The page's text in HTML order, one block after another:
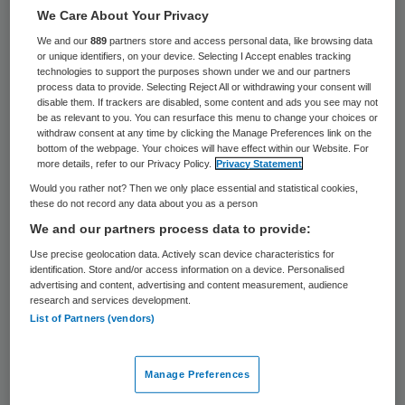
De Inspectie van Gezondheidszorg (IGZ)
kan niet optreden tegen
geneesmiddelenwebsite anavar.nl, omdat
de eigenaar van de website niet bekend is.
Apothekersorganisatie KNMP had een
klacht ingediend tegen de site, onder meer
vanwege illegale verkoop van
receptgeneesmiddelen.
Dat meldt de KNMP woensdag.
receptgeneesmiddelen zoals tamoxifen
zonder recept verkocht. Die verkoop is
We Care About Your Privacy
We and our889 partners store and access personal data, like browsing data
or unique identifiers, on your device. Selecting I Accept enables tracking
technologies to support the purposes shown under we and our partners
process data to provide. Selecting Reject All or withdrawing your consent will
disable them. If trackers are disabled, some content and ads you see may not
be as relevant to you. You can resurface this menu to change your choices or
withdraw consent at any time by clicking the Manage Preferences link on the
bottom of the webpage. Your choices will have effect within our Website. For
more details, refer to our Privacy Policy.
Privacy Statement
Would you rather not? Then we only place essential and statistical cookies,
these do not record any data about you as a person
We and our partners process data to provide:
Use precise geolocation data. Actively scan device characteristics for
identification. Store and/or access information on a device. Personalised
advertising and content, advertising and content measurement, audience
research and services development.
List of Partners (vendors)
Manage Preferences